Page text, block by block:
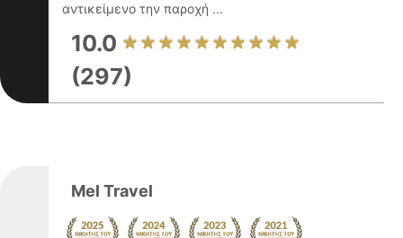
αντικείμενο την παροχή ...
10.0
(297)
Mel Travel